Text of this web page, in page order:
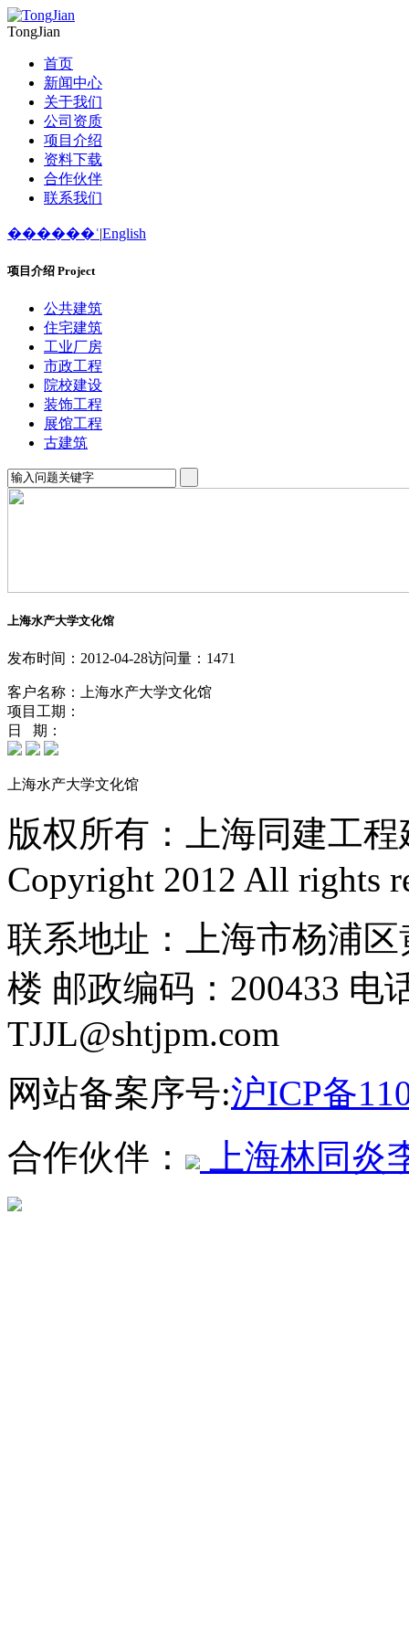
TongJian
首页
新闻中心
关于我们
公司资质
项目介绍
资料下载
合作伙伴
联系我们
������ʿ|English
项目介绍 Project
公共建筑
住宅建筑
工业厂房
市政工程
院校建设
装饰工程
展馆工程
古建筑
上海水产大学文化馆
发布时间：2012-04-28访问量：1471
客户名称：上海水产大学文化馆
项目工期：
日 期：
上海水产大学文化馆
版权所有：上海同建工
Copyright 2012 All rights
联系地址：上海市杨浦
楼 邮政编码：200433 电
TJJL@shtjpm.com
网站备案序号:沪ICP备
合作伙伴：
上海林同炎